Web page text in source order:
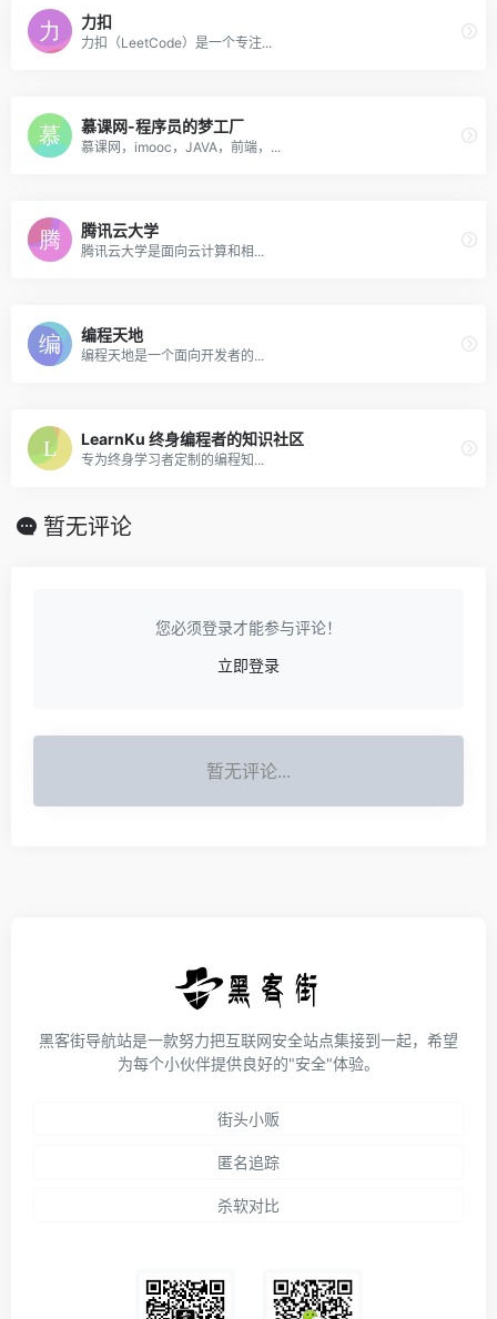
力扣
力扣（LeetCode）是一个专注...
慕课网-程序员的梦工厂
慕课网，imooc，JAVA，前端，...
腾讯云大学
腾讯云大学是面向云计算和相...
编程天地
编程天地是一个面向开发者的...
LearnKu 终身编程者的知识社区
专为终身学习者定制的编程知...
暂无评论
您必须登录才能参与评论！
立即登录
暂无评论...
黑客街导航站是一款努力把互联网安全站点集接到一起，希望
为每个小伙伴提供良好的"安全"体验。
街头小贩
匿名追踪
杀软对比